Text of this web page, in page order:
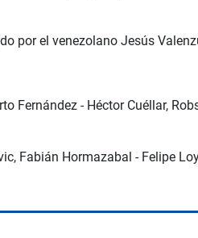
por el venezolano Jesús
Fernández - Héctor Cuéllar,
Fabián Hormazabal - Felipe